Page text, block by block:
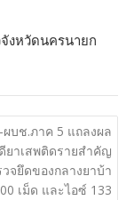
งหวัดนครนายก
ผบช.ภาค 5 แถลงผล
ยาเสพติดรายสำคัญ
วจยึดของกลางยาบ้า
เม็ด และไอซ์ 133